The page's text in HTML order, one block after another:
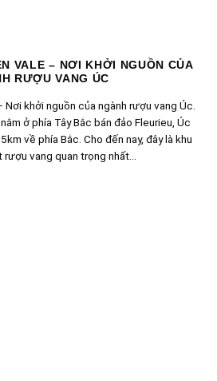
VALE – NƠI KHỞI NGUỒN CỦA
RƯỢU VANG ÚC
khởi nguồn của ngành rượu vang Úc.
ở phía Tây Bắc bán đảo Fleurieu, Úc
về phía Bắc. Cho đến nay, đây là khu
vang quan trọng nhất...